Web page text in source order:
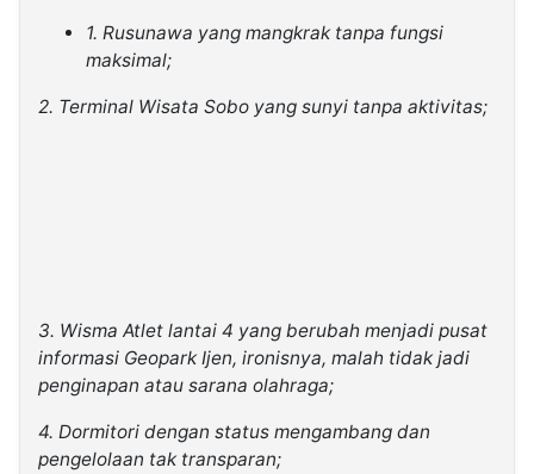
1. Rusunawa yang mangkrak tanpa fungsi
maksimal;
2. Terminal Wisata Sobo yang sunyi tanpa aktivitas;
3. Wisma Atlet lantai 4 yang berubah menjadi pusat
informasi Geopark Ijen, ironisnya, malah tidak jadi
penginapan atau sarana olahraga;
4. Dormitori dengan status mengambang dan
pengelolaan tak transparan;